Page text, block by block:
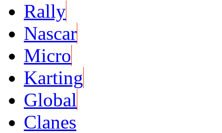
Rally
Nascar
Micro
Karting
Global
Clanes